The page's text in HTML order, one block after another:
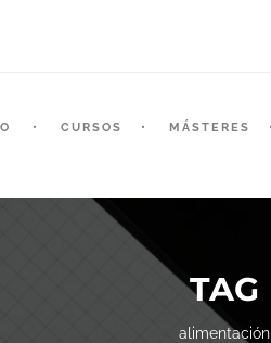
CURSOS MÁSTERES
TAG
alimentación